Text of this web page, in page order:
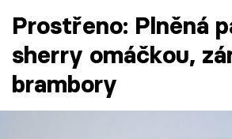
Témata
Prostřeno: Plněná
sherry omáčkou,
brambory